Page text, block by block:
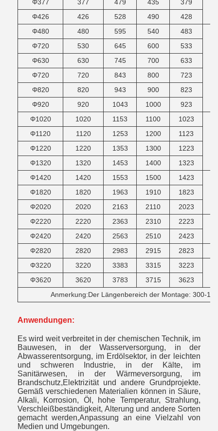
Φ377 377 479 435
379
Φ426
426 528 490
428
Φ480
480 595 540 483
Φ720 530 645 600
533
Φ630
630 745 700
633
Φ720
720 843 800
723
Φ820
820 943 900
823
Φ920
920 1043 1000
923
Φ1020
1020 1153 1100 1023
Φ1120 1120 1253 1200
1123
Φ1220
1220 1353 1300
1223
Φ1320
1320 1453 1400
1323
Φ1420
1420 1553 1500
1423
Φ1820 1820 1963 1910
1823
Φ2020
2020 2163 2110
2023
Φ2220
2220 2363 2310
2223
Φ2420
2420 2563 2510
2423
Φ2820
2820 2983 2915 2823
Φ3220
3220 3383 3315
3223
Φ3620
3620 3783 3715
3623
Anmerkung:Der Längenbereich der Montage: 300-
Anwendungen:
Es wird weit verbreitet in der chemischen Technik, im
Bauwesen, in der Wasserversorgung, in der
Abwasserentsorgung, im Erdölsektor, in der leichten
und schweren Industrie, in der Kälte, im
Sanitärwesen, in der Wärmeversorgung, im
Brandschutz,Elektrizität und andere Grundprojekte.
Gemäß verschiedenen Materialien können in Säure,
Alkali, Korrosion, Öl, hohe Temperatur, Strahlung,
Verschleißbeständigkeit, Alterung und andere Sorten
gemacht werden,Anpassung an eine Vielzahl von
Medien und Umgebungen.